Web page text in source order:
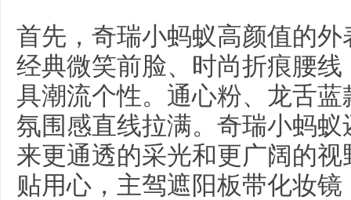
首先，奇瑞小蚂蚁高颜值的
经典微笑前脸、时尚折痕腰
具潮流个性。通心粉、龙舌
氛围感直线拉满。奇瑞小蚂
来更通透的采光和更广阔的
贴用心，主驾遮阳板带化妆